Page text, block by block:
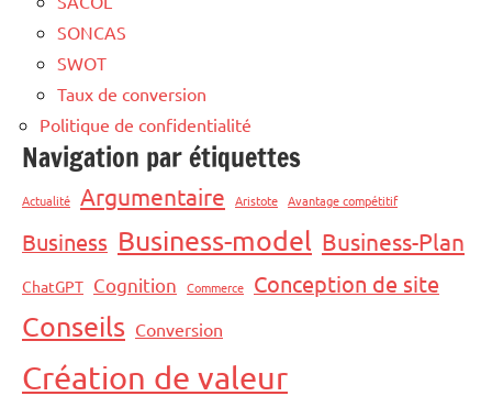
SONCAS
SWOT
Taux de conversion
Politique de confidentialité
Navigation par étiquettes
Actualité Argumentaire Aristote Avantage compétitif
Business Business-model Business-Plan
ChatGPT Cognition Commerce Conception de site
Conseils Conversion
Création de valeur